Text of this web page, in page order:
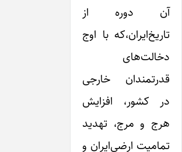
آن دوره از
تاریخ‌ایران،که با اوج
دخالت‌های
قدرتمندان خارجی
در کشور، افزایش
هرج و مرج، تهدید
تمامیت ارضی‌ایران و